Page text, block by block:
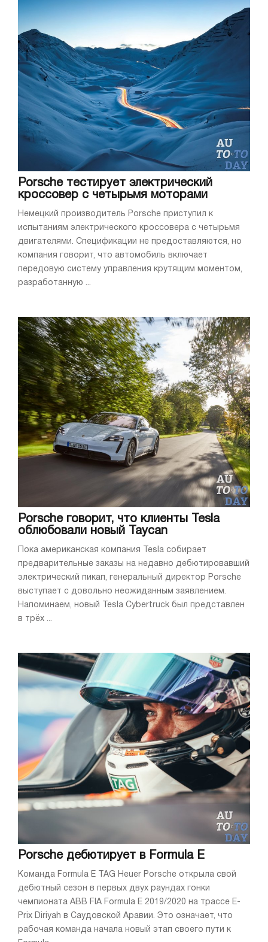
Porsche тестирует электрический
кроссовер с четырьмя моторами
Немецкий производитель Porsche приступил к
испытаниям электрического кроссовера с четырьмя
двигателями. Спецификации не предоставляются, но
компания говорит, что автомобиль включает
передовую систему управления крутящим моментом,
разработанную ...
Porsche говорит, что клиенты Tesla
облюбовали новый Taycan
Пока американская компания Tesla собирает
предварительные заказы на недавно дебютировавший
электрический пикап, генеральный директор Porsche
выступает с довольно неожиданным заявлением.
Напоминаем, новый Tesla Cybertruck был представлен
в трёх ...
Porsche дебютирует в Formula Е
Команда Formula Е TAG Heuer Porsche открыла свой
дебютный сезон в первых двух раундах гонки
чемпионата ABB FIA Formula Е 2019/2020 на трассе E-
Prix Diriyah в Саудовской Аравии. Это означает, что
рабочая команда начала новый этап своего пути к